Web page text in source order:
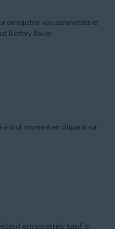
enregistrer vos paramètres et
Battery Saver.
à tout moment en cliquant sur
enregistrés, sauf si